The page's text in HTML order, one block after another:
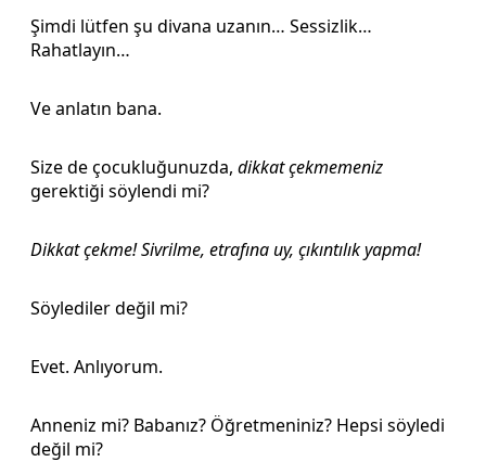
Şimdi lütfen şu divana uzanın… Sessizlik…
Rahatlayın…
Ve anlatın bana.
Size de çocukluğunuzda, dikkat çekmemeniz
gerektiği söylendi mi?
Dikkat çekme! Sivrilme, etrafına uy, çıkıntılık yapma!
Söylediler değil mi?
Evet. Anlıyorum.
Anneniz mi? Babanız? Öğretmeniniz? Hepsi söyledi
değil mi?